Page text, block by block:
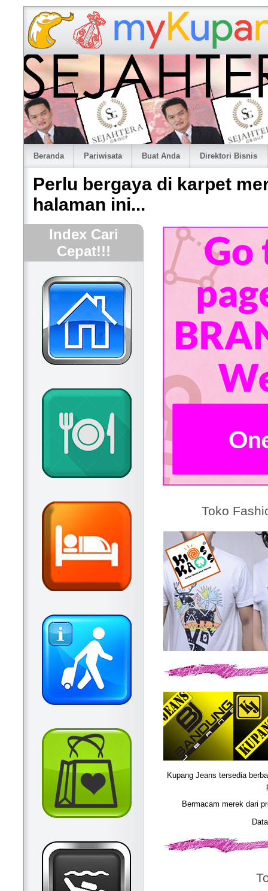
Beranda Pariwisata Buat Anda Direktori Bisnis
Perlu bergaya di karpet
halaman ini...
Index Cari
Cepat!!!
Toko
Kupang Jeans tersedia
Bermacam merek dari